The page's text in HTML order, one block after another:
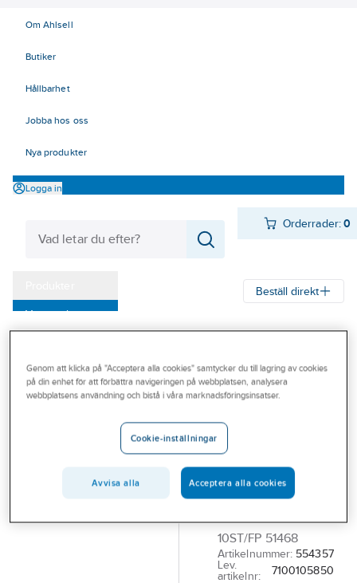
Om Ahlsell
Butiker
Hållbarhet
Jobba hos oss
Nya produkter
Logga in
Orderrader:0
Varumärken
Outlet
Branscher
Beställ direkt
3M
Cubitron II
LAMELLRONDELL
969F CUBITRON II
KONISK 40+ 125MM
10ST/FP 51468
Artikelnummer: 554357
Lev.
artikelnr:
7100105850
Genom att klicka på "Acceptera alla cookies" samtycker du till lagring av cookies
på din enhet för att förbättra navigeringen på webbplatsen, analysera
webbplatsens användning och bistå i våra marknadsföringsinsatser.
Cookie-inställningar
Avvisa alla Acceptera alla cookies